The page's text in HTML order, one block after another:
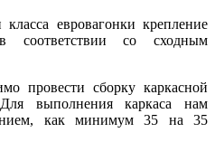
евровагонки крепление
соответствии со сходным
провести сборку каркасной
выполнения каркаса нам
как минимум 35 на 35